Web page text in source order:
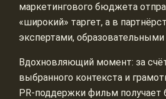
маркетингового бюджета
«широкий» таргет, а в
экспертами,
Вдохновляющий момент: за
выбранного контекста и
PR‑поддержки фильм получает